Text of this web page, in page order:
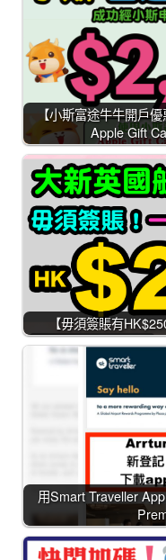
【小斯富途牛牛開戶
Apple Gift
【毋須簽賬有
用Smart Traveller